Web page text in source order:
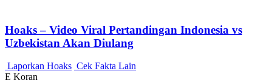
Hoaks – Video Viral Pertandingan Indonesia vs
Uzbekistan Akan Diulang
Laporkan Hoaks Cek Fakta Lain
E Koran